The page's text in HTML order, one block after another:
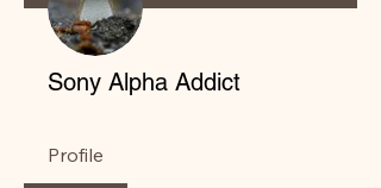
Sony Alpha Addict
Profile